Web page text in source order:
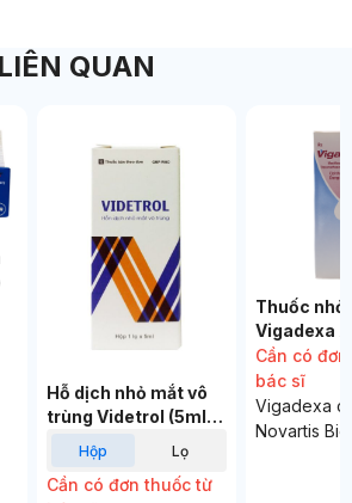
Thanh toán
QUAN
Hỗ dịch nhỏ mắt vô
trùng Videtrol (5ml)
hộp lọ
Cần có đơn thuốc từ
Thuốc nhỏ
Vigadexa
trị các
khuẩn ở
Hộp
Cần có
bác sĩ
Vigadexa
Novartis